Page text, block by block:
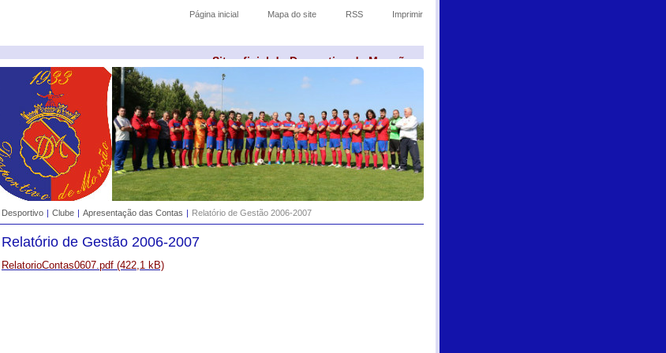
Site oficial do Desportivo de Monção
Desportivo | Clube | Apresentação das Contas | Relatório de Gestão 2006-2007
Relatório de Gestão 2006-2007
RelatorioContas0607.pdf (422,1 kB)
Página inicial Mapa do site RSS Imprimir